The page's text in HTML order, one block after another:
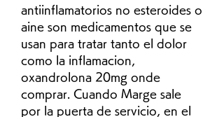
antiinflamatorios no esteroides o
aine son medicamentos que se
usan para tratar tanto el dolor
como la inflamacion,
oxandrolona 20mg onde
comprar. Cuando Marge sale
por la puerta de servicio, en el